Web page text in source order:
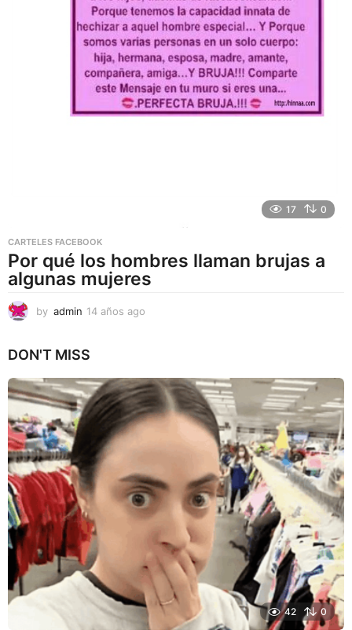
17 0
CARTELES FACEBOOK
Por qué los hombres llaman brujas a
algunas mujeres
by admin 14 años ago
s
a
g
DON'T MISS
42 0